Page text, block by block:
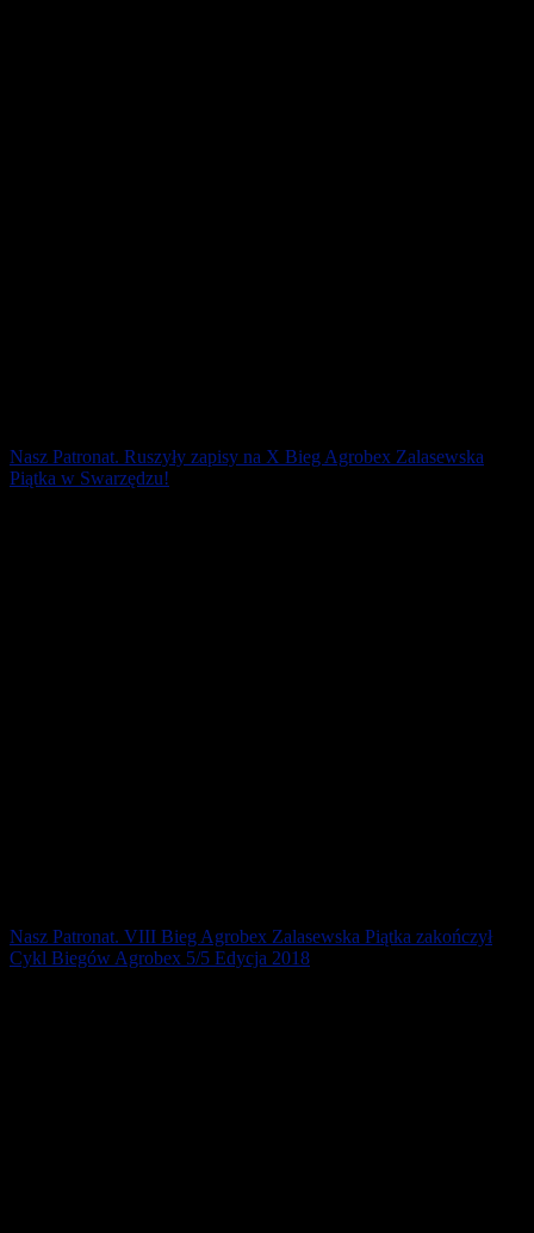
Nasz Patronat. Ruszyły zapisy na X Bieg Agrobex Zalasewska
Piątka w Swarzędzu!
Nasz Patronat. VIII Bieg Agrobex Zalasewska Piątka zakończył
Cykl Biegów Agrobex 5/5 Edycja 2018